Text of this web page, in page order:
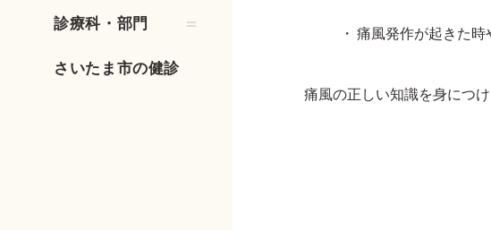
診療科・部門
さいたま市の健診
痛風発作が起きた
痛風の正しい知識を身につ